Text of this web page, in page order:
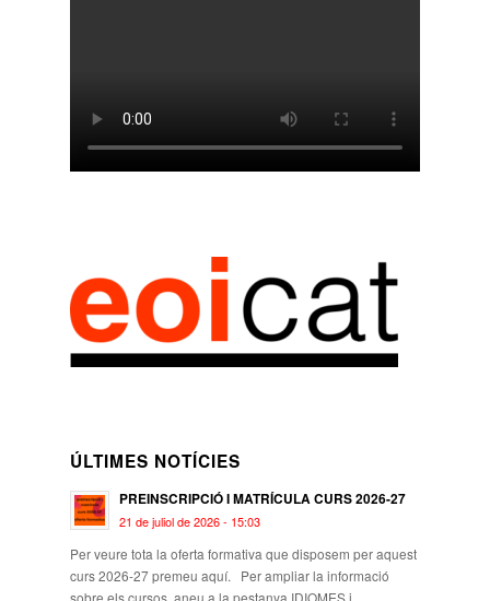
ÚLTIMES NOTÍCIES
PREINSCRIPCIÓ I MATRÍCULA CURS 2026-27
21 de juliol de 2026 - 15:03
Per veure tota la oferta formativa que disposem per aquest
curs 2026-27 premeu aquí. Per ampliar la informació
sobre els cursos, aneu a la pestanya IDIOMES i